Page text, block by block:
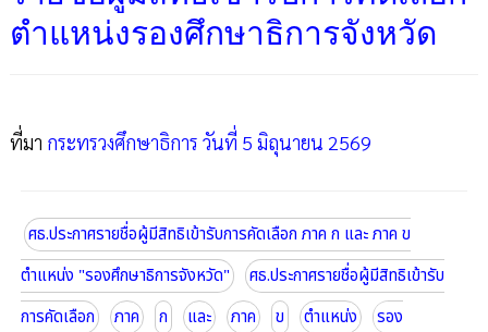
ตำแหน่งรองศึกษาธิการจังหวัด
ที่มา กระทรวงศึกษาธิการ วันที่ 5 มิถุนายน 2569
ศธ.ประกาศรายชื่อผู้มีสิทธิเข้ารับการคัดเลือก ภาค ก และ ภาค ข
ตำแหน่ง "รองศึกษาธิการจังหวัด"
ศธ.ประกาศรายชื่อผู้มีสิทธิเข้ารับ
การคัดเลือก
ภาค ก และ ภาค ข ตำแหน่ง
รอง